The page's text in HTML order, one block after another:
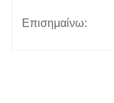
Επισημαίνω: